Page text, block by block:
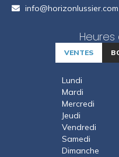
VENTES
Lundi
Mardi
Mercredi
Jeudi
Vendredi
Samedi
Dimanche
info@horizonlussier.com